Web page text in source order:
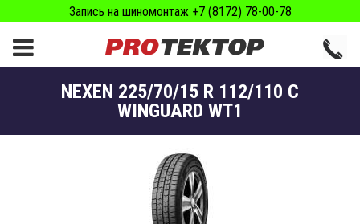
Запись на шиномонтаж +7 (8172) 78-00-78
NEXEN 225/70/15 R 112/110 C
WINGUARD WT1